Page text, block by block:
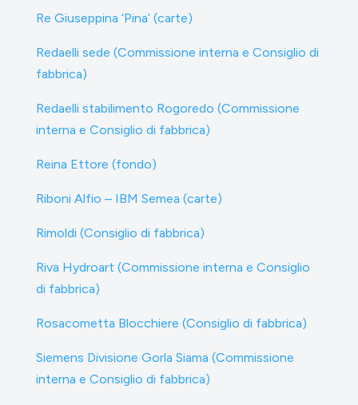
Re Giuseppina ‘Pina’ (carte)
Redaelli sede (Commissione interna e Consiglio di
fabbrica)
Redaelli stabilimento Rogoredo (Commissione
interna e Consiglio di fabbrica)
Reina Ettore (fondo)
Riboni Alfio – IBM Semea (carte)
Rimoldi (Consiglio di fabbrica)
Riva Hydroart (Commissione interna e Consiglio
di fabbrica)
Rosacometta Blocchiere (Consiglio di fabbrica)
Siemens Divisione Gorla Siama (Commissione
interna e Consiglio di fabbrica)